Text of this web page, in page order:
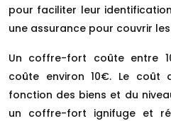
pour faciliter leur
une assurance pour couvrir
Un coffre-fort coûte entre
coûte environ 10€. Le coût
fonction des biens et du
un coffre-fort ignifuge et